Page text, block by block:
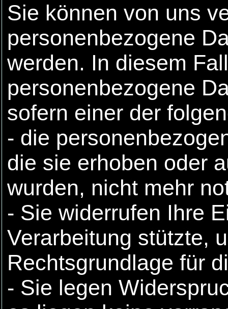
Sie können von uns
personenbezogene
werden. In diesem
personenbezogene
sofern einer der
- die
die sie erhoben oder
wurden, nicht mehr
- Sie widerrufen Ihre
Verarbeitung stützte,
Rechtsgrundlage für
- Sie legen